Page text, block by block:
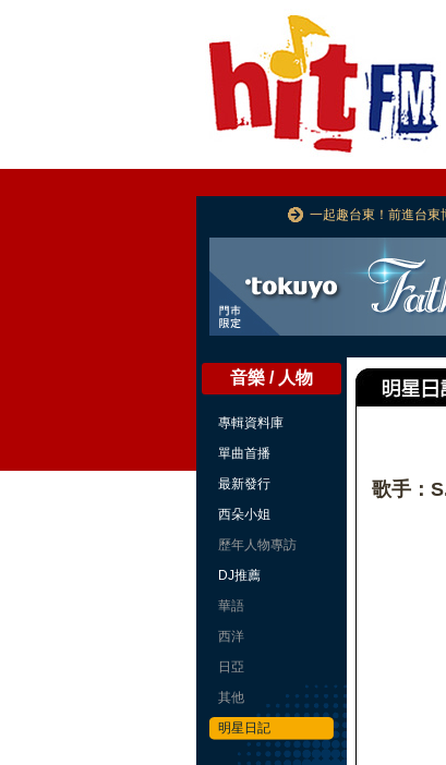
一起趣台東！前進台東
音樂 / 人物
專輯資料庫
單曲首播
最新發行
西朵小姐
歷年人物專訪
DJ推薦
華語
西洋
日亞
其他
明星日記
歌手：